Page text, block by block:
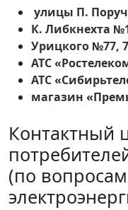
улицы П.
К. Либкнехта
Урицкого №77,
АТС
АТС
магазин
Контактный
(по